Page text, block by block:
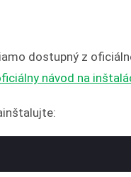
dostupný z
návod na